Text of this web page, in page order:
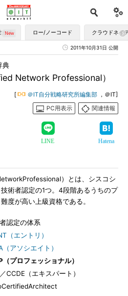
かす ロー/ノーコード クラウドネイ
2011年10月31日 公開
Network Professional）
典
[ ＠IT自分戦略研究所編集部 ，＠IT]
PC用表示
関連情報
LINE Hatena
）とは、シスコシ
術者認定の1つ。4段階あるうちのプ
度が高い上級資格である。
認定の体系
（エントリ）
（アソシエイト）
（プロフェッショナル）
CCDE（エキスパート）